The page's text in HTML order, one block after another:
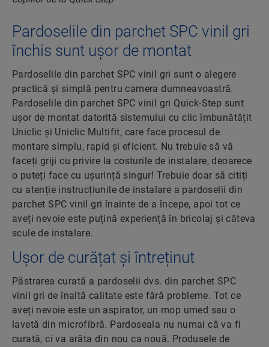
Pardoselile din parchet SPC vinil gri
închis sunt ușor de montat
Pardoselile din parchet SPC vinil gri sunt o alegere
practică și simplă pentru camera dumneavoastră.
Pardoselile din parchet SPC vinil gri Quick-Step sunt
ușor de montat datorită sistemului cu clic îmbunătățit
Uniclic și Uniclic Multifit, care face procesul de
montare simplu, rapid și eficient. Nu trebuie să vă
faceți griji cu privire la costurile de instalare, deoarece
o puteți face cu ușurință singur! Trebuie doar să citiți
cu atenție instrucțiunile de instalare a pardoselii din
parchet SPC vinil gri înainte de a începe, apoi tot ce
aveți nevoie este puțină experiență în bricolaj și câteva
scule de instalare.
Ușor de curățat și întreținut
Păstrarea curată a pardoselii dvs. din parchet SPC
vinil gri de înaltă calitate este fără probleme. Tot ce
aveți nevoie este un aspirator, un mop umed sau o
lavetă din microfibră. Pardoseala nu numai că va fi
curată, ci va arăta din nou ca nouă. Produsele de